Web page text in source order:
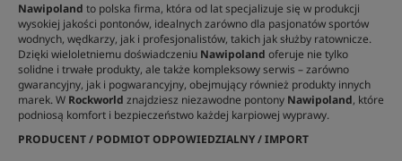
Nawipoland to polska firma, która od lat specjalizuje się w produkcji
wysokiej jakości pontonów, idealnych zarówno dla pasjonatów sportów
wodnych, wędkarzy, jak i profesjonalistów, takich jak służby ratownicze.
Dzięki wieloletniemu doświadczeniu Nawipoland oferuje nie tylko
solidne i trwałe produkty, ale także kompleksowy serwis – zarówno
gwarancyjny, jak i pogwarancyjny, obejmujący również produkty innych
marek. W Rockworld znajdziesz niezawodne pontony Nawipoland, które
podniosą komfort i bezpieczeństwo każdej karpiowej wyprawy.
PRODUCENT / PODMIOT ODPOWIEDZIALNY / IMPORT